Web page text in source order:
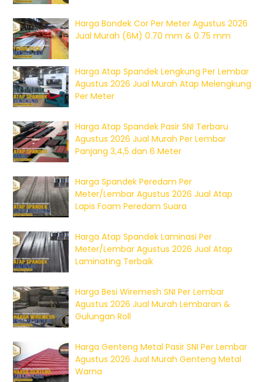
Harga Bondek Cor Per Meter Agustus 2026
Jual Murah (6M) 0.70 mm & 0.75 mm
Harga Atap Spandek Lengkung Per Lembar
Agustus 2026 Jual Murah Atap Melengkung
Per Meter
Harga Atap Spandek Pasir SNI Terbaru
Agustus 2026 Jual Murah Per Lembar
Panjang 3,4,5 dan 6 Meter
Harga Spandek Peredam Per
Meter/Lembar Agustus 2026 Jual Atap
Lapis Foam Peredam Suara
Harga Atap Spandek Laminasi Per
Meter/Lembar Agustus 2026 Jual Atap
Laminating Terbaik
Harga Besi Wiremesh SNI Per Lembar
Agustus 2026 Jual Murah Lembaran &
Gulungan Roll
Harga Genteng Metal Pasir SNI Per Lembar
Agustus 2026 Jual Murah Genteng Metal
Warna